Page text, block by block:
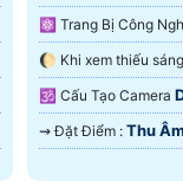
Màu Ban Ðêm.
🕉️ Cấu Tạo Camera
️⇝ Đặt Điểm : Thu